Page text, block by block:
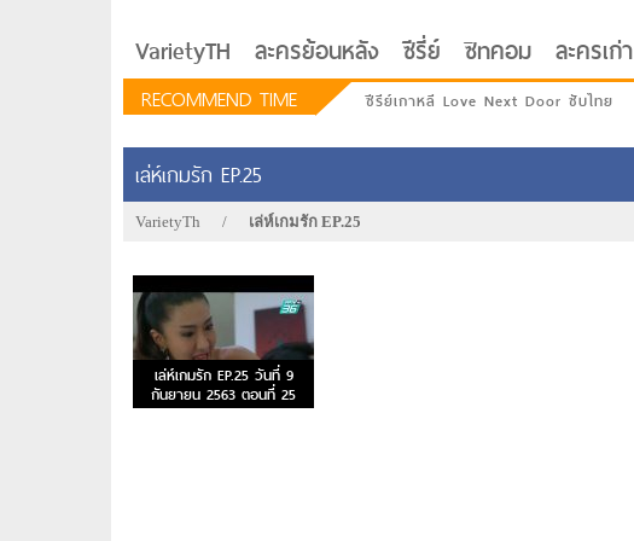
VarietyTH ละครย้อนหลัง ซีรี่ย์ ซิทคอม ละครเก่า
RECOMMEND TIME ซีรีย์เกาหลี Love Next Door ซับไทย
เล่ห์เกมรัก EP.25
VarietyTh / เล่ห์เกมรัก EP.25
เล่ห์เกมรัก EP.25 วันที่ 9
กันยายน 2563 ตอนที่ 25